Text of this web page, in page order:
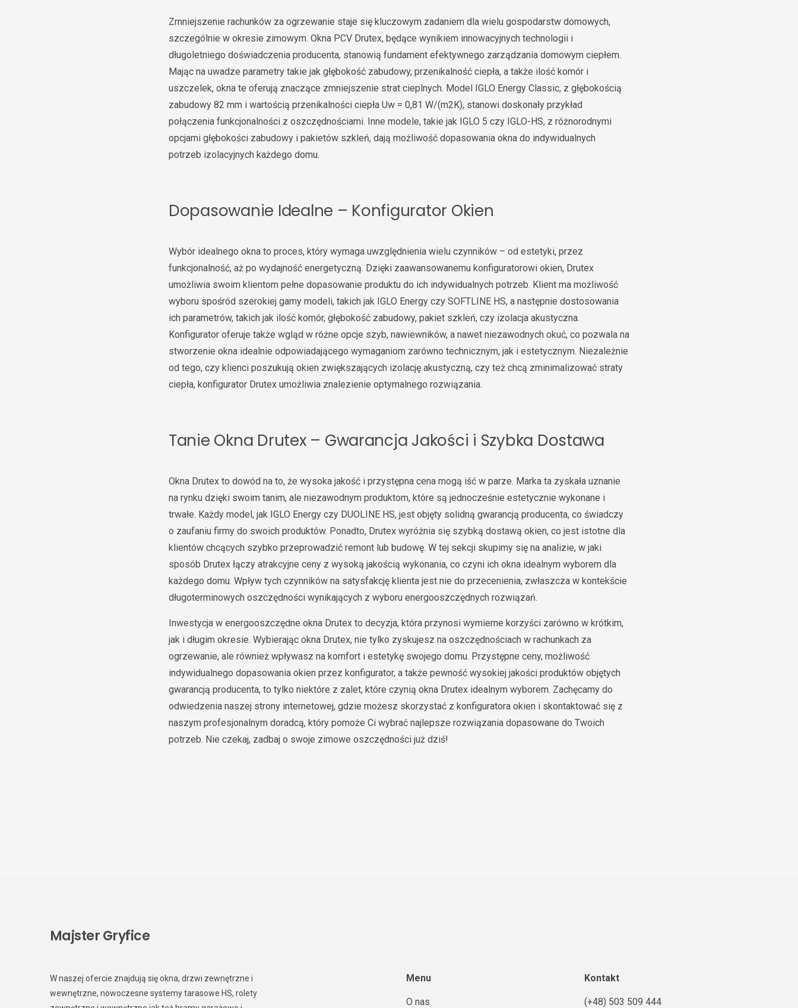
Zmniejszenie rachunków za ogrzewanie staje się kluczowym zadaniem dla wielu gospodarstw domowych,
szczególnie w okresie zimowym. Okna PCV Drutex, będące wynikiem innowacyjnych technologii i
długoletniego doświadczenia producenta, stanowią fundament efektywnego zarządzania domowym ciepłem.
Mając na uwadze parametry takie jak głębokość zabudowy, przenikalność ciepła, a także ilość komór i
uszczelek, okna te oferują znaczące zmniejszenie strat cieplnych. Model IGLO Energy Classic, z głębokością
zabudowy 82 mm i wartością przenikalności ciepła Uw = 0,81 W/(m2K), stanowi doskonały przykład
połączenia funkcjonalności z oszczędnościami. Inne modele, takie jak IGLO 5 czy IGLO-HS, z różnorodnymi
opcjami głębokości zabudowy i pakietów szkleń, dają możliwość dopasowania okna do indywidualnych
potrzeb izolacyjnych każdego domu.
Dopasowanie Idealne – Konfigurator Okien
Wybór idealnego okna to proces, który wymaga uwzględnienia wielu czynników – od estetyki, przez
funkcjonalność, aż po wydajność energetyczną. Dzięki zaawansowanemu konfiguratorowi okien, Drutex
umożliwia swoim klientom pełne dopasowanie produktu do ich indywidualnych potrzeb. Klient ma możliwość
wyboru spośród szerokiej gamy modeli, takich jak IGLO Energy czy SOFTLINE HS, a następnie dostosowania
ich parametrów, takich jak ilość komór, głębokość zabudowy, pakiet szkleń, czy izolacja akustyczna.
Konfigurator oferuje także wgląd w różne opcje szyb, nawiewników, a nawet niezawodnych okuć, co pozwala na
stworzenie okna idealnie odpowiadającego wymaganiom zarówno technicznym, jak i estetycznym. Niezależnie
od tego, czy klienci poszukują okien zwiększających izolację akustyczną, czy też chcą zminimalizować straty
ciepła, konfigurator Drutex umożliwia znalezienie optymalnego rozwiązania.
Tanie Okna Drutex – Gwarancja Jakości i Szybka Dostawa
Okna Drutex to dowód na to, że wysoka jakość i przystępna cena mogą iść w parze. Marka ta zyskała uznanie
na rynku dzięki swoim tanim, ale niezawodnym produktom, które są jednocześnie estetycznie wykonane i
trwałe. Każdy model, jak IGLO Energy czy DUOLINE HS, jest objęty solidną gwarancją producenta, co świadczy
o zaufaniu firmy do swoich produktów. Ponadto, Drutex wyróżnia się szybką dostawą okien, co jest istotne dla
klientów chcących szybko przeprowadzić remont lub budowę. W tej sekcji skupimy się na analizie, w jaki
sposób Drutex łączy atrakcyjne ceny z wysoką jakością wykonania, co czyni ich okna idealnym wyborem dla
każdego domu. Wpływ tych czynników na satysfakcję klienta jest nie do przecenienia, zwłaszcza w kontekście
długoterminowych oszczędności wynikających z wyboru energooszczędnych rozwiązań.
Inwestycja w energooszczędne okna Drutex to decyzja, która przynosi wymierne korzyści zarówno w krótkim,
jak i długim okresie. Wybierając okna Drutex, nie tylko zyskujesz na oszczędnościach w rachunkach za
ogrzewanie, ale również wpływasz na komfort i estetykę swojego domu. Przystępne ceny, możliwość
indywidualnego dopasowania okien przez konfigurator, a także pewność wysokiej jakości produktów objętych
gwarancją producenta, to tylko niektóre z zalet, które czynią okna Drutex idealnym wyborem. Zachęcamy do
odwiedzenia naszej strony internetowej, gdzie możesz skorzystać z konfiguratora okien i skontaktować się z
naszym profesjonalnym doradcą, który pomoże Ci wybrać najlepsze rozwiązania dopasowane do Twoich
potrzeb. Nie czekaj, zadbaj o swoje zimowe oszczędności już dziś!
Majster Gryfice
W naszej ofercie znajdują się okna, drzwi zewnętrzne i
wewnętrzne, nowoczesne systemy tarasowe HS, rolety
Menu
O nas
Kontakt
(+48) 503 509 444